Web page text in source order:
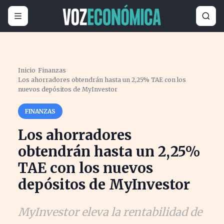
Inicio ›Finanzas ›
Los ahorradores obtendrán hasta un 2,25% TAE con los
nuevos depósitos de MyInvestor
FINANZAS
Los ahorradores
obtendrán hasta un 2,25%
TAE con los nuevos
depósitos de MyInvestor
MyInvestor eleva la rentabilidad de